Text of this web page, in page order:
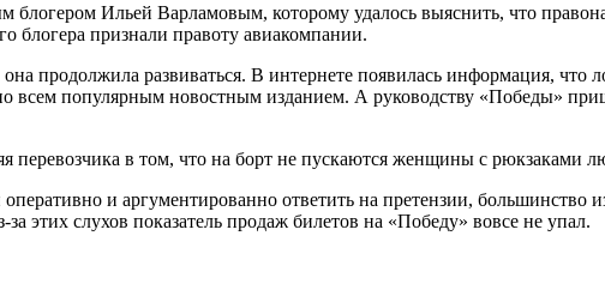
блогером Ильей Варламовым, которому удалось выяснить, что
блогера признали правоту авиакомпании.
продолжила развиваться. В интернете появилась информация, что
всем популярным новостным изданием. А руководству «Победы»
перевозчика в том, что на борт не пускаются женщины с рюкзаками
и аргументированно ответить на претензии,
этих слухов показатель продаж билетов на «Победу» вовсе не упал.